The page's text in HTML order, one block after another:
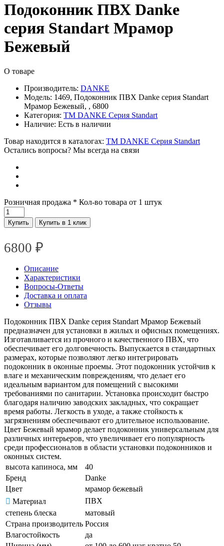
Подоконник ПВХ Danke
серия Standart Мрамор
Бежевый
О товаре
Производитель: DANKE
Модель: 1469, Подоконник ПВХ Danke серия Standart
Мрамор Бежевый, , 6800
Категория: TM DANKE Серия Standart
Наличие: Есть в наличии
Товар находится в каталогах: TM DANKE Серия Standart
Остались вопросы? Мы всегда на связи
Розничная продажа * Кол-во товара от 1 штук
Купить Купить в 1 клик
6800 ₽
Описание
Характеристики
Вопросы-Ответы
Доставка и оплата
Отзывы
Подоконник ПВХ Danke серия Standart Мрамор Бежевый
предназначен для установки в жилых и офисных помещениях.
Изготавливается из прочного и качественного ПВХ, что
обеспечивает его долговечность. Выпускается в стандартных
размерах, которые позволяют легко интегрировать
подоконник в оконные проемы. Этот подоконник устойчив к
влаге и механическим повреждениям, что делает его
идеальным вариантом для помещений с высокими
требованиями по санитарии. Установка происходит быстро
благодаря наличию заводских закладных, что сокращает
время работы. Легкость в уходе, а также стойкость к
загрязнениям обеспечивают его длительное использование.
Цвет Бежевый мрамор делает подоконник универсальным для
различных интерьеров, что увеличивает его популярность
среди профессионалов в области установки подоконников и
оконных систем.
высота капиноса, мм
40
Бренд
Danke
Цвет
мрамор бежевый
Материал
ПВХ
степень блеска
матовый
Страна производитель Россия
Влагостойкость
да